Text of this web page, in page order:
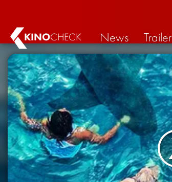
KINOCHECK News Trailer